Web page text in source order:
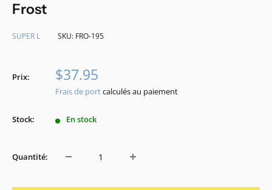
Frost
SUPER L SKU: FRO-195
Prix: Prix
réduit
$37.95
Frais de portcalculés au paiement
Stock: En stock
Quantité: